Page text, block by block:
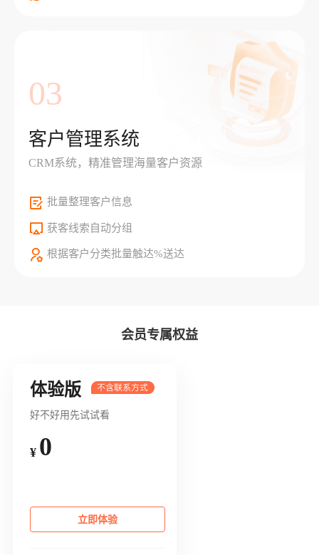
03
客户管理系统
CRM系统，精准管理海量客户资源
批量整理客户信息
获客线索自动分组
根据客户分类批量触达%送达
会员专属权益
体验版
好不好用先试试看
¥ 0
立即体验